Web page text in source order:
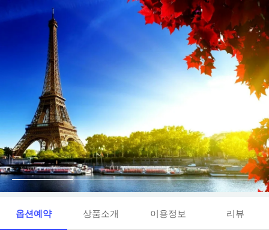
옵션예약 상품소개 이용정보 리뷰